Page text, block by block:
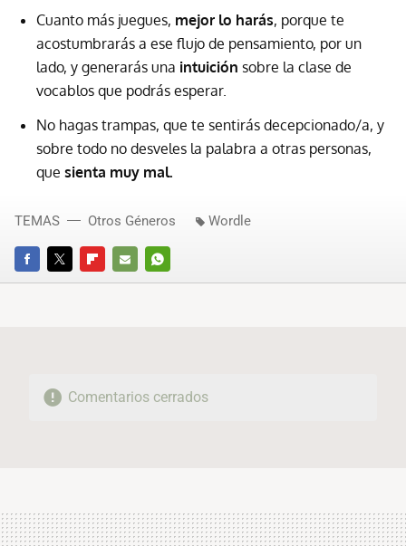
Cuanto más juegues, mejor lo harás, porque te
acostumbrarás a ese flujo de pensamiento, por un
lado, y generarás una intuición sobre la clase de
vocablos que podrás esperar.
No hagas trampas, que te sentirás decepcionado/a, y
sobre todo no desveles la palabra a otras personas,
que sienta muy mal.
FACEBOOKTWITTERFLIPBOARD
E-
WHATSAPP
TEMAS Otros Géneros Wordle
Comentarios cerrados